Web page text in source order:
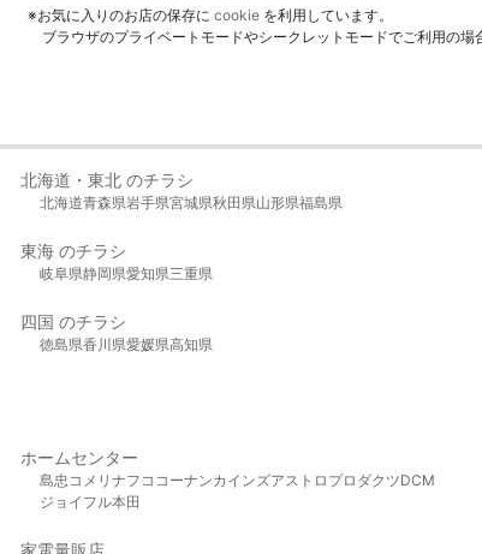
※お気に入りのお店の保存に cookie を利用しています。
ブラウザのプライベートモードやシークレットモードでご利用の
北海道・東北 のチラシ
北海道青森県岩手県宮城県秋田県山形県福島県
東海 のチラシ
岐阜県静岡県愛知県三重県
四国 のチラシ
徳島県香川県愛媛県高知県
ホームセンター
島忠 コメリ ナフコ コーナンカインズアストロプロダクツDCM
ジョイフル本田